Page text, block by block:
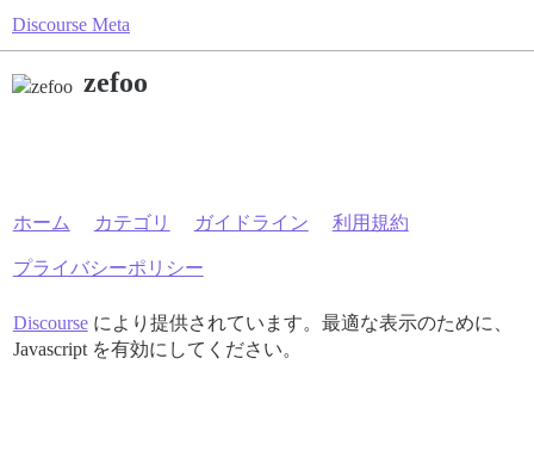
Discourse Meta
zefoo
ホーム カテゴリ ガイドライン 利用規約
プライバシーポリシー
Discourseにより提供されています。最適な表示のために、
Javascript を有効にしてください。